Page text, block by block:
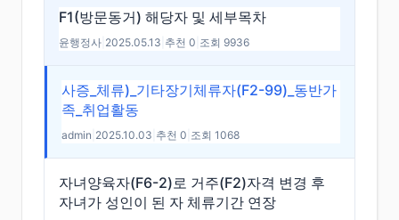
F1(방문동거) 해당자 및 세부목차
윤행정사 2025.05.13 추천 0 조회 9936
사증_체류)_기타장기체류자(F2-99)_동반가
족_취업활동
admin 2025.10.03 추천 0 조회 1068
자녀양육자(F6-2)로 거주(F2)자격 변경 후
자녀가 성인이 된 자 체류기간 연장